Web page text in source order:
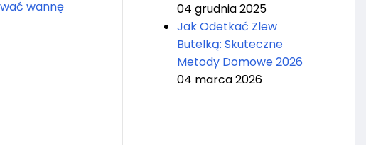
wannę
04 grudnia 2025
Jak Odetkać Zlew
Butelką: Skuteczne
Metody Domowe 2026
04 marca 2026